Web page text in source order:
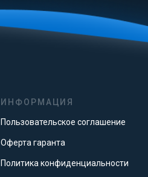
ИНФОРМАЦИЯ
Пользовательское соглашение
Оферта гаранта
Политика конфиденциальности